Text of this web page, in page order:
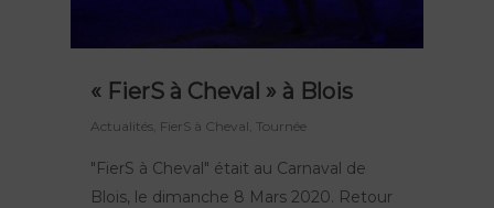
« FierS à Cheval » à Blois
Actualités FierS à Cheval Tournée
"FierS à Cheval" était au Carnaval de
Blois, le dimanche 8 Mars 2020. Retour